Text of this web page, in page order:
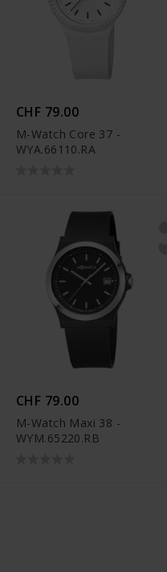
CHF 79.00
M-Watch Core 37 -
WYA.66110.RA
CHF 79.00
M-Watch Maxi 38 -
WYM.65220.RB